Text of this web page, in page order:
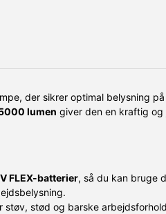
der sikrer optimal belysning
lumen giver den en kraftig
FLEX-batterier, så du kan bruge
støv, stød og barske